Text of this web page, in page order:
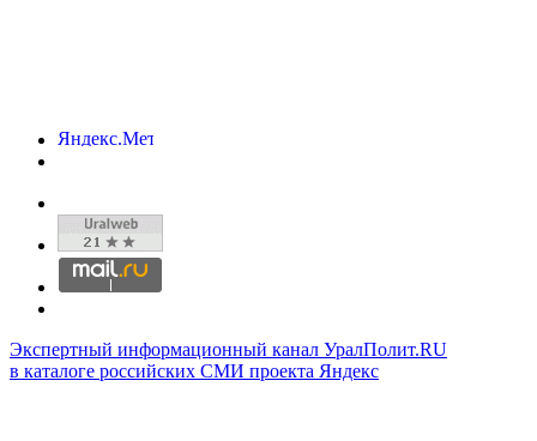
Экспертный информационный канал УралПолит.RU
в каталоге российских СМИ проекта Яндекс